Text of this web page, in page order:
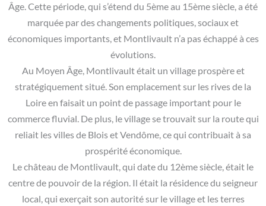
Âge. Cette période, qui s’étend du 5ème au 15ème siècle, a été
marquée par des changements politiques, sociaux et
économiques importants, et Montlivault n’a pas échappé à ces
évolutions.
Au Moyen Âge, Montlivault était un village prospère et
stratégiquement situé. Son emplacement sur les rives de la
Loire en faisait un point de passage important pour le
commerce fluvial. De plus, le village se trouvait sur la route qui
reliait les villes de Blois et Vendôme, ce qui contribuait à sa
prospérité économique.
Le château de Montlivault, qui date du 12ème siècle, était le
centre de pouvoir de la région. Il était la résidence du seigneur
local, qui exerçait son autorité sur le village et les terres